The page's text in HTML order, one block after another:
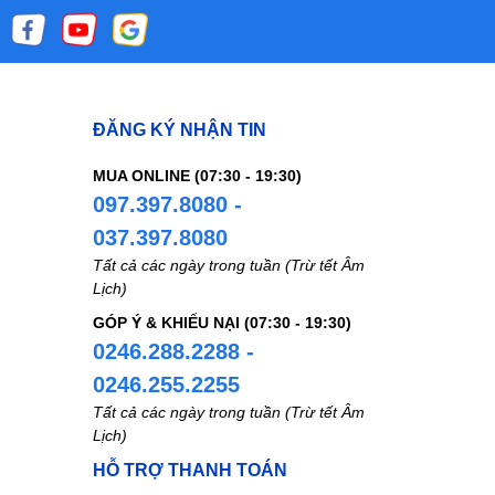
ĐĂNG KÝ NHẬN TIN
MUA ONLINE (07:30 - 19:30)
097.397.8080 -
037.397.8080
Tất cả các ngày trong tuần (Trừ tết Âm
Lịch)
GÓP Ý & KHIẾU NẠI (07:30 - 19:30)
0246.288.2288 -
0246.255.2255
Tất cả các ngày trong tuần (Trừ tết Âm
Lịch)
HỖ TRỢ THANH TOÁN